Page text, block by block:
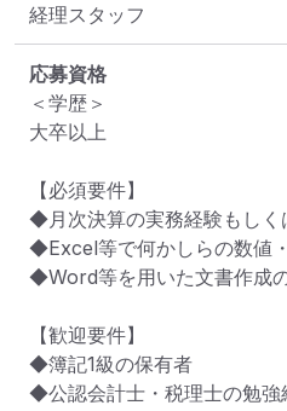
経理スタッフ
応募資格
＜学歴＞
大卒以上
【必須要件】
◆月次決算の実務経験もしく
◆Excel等で何かしらの数値
◆Word等を用いた文書作成
【歓迎要件】
◆簿記1級の保有者
◆公認会計士・税理士の勉強